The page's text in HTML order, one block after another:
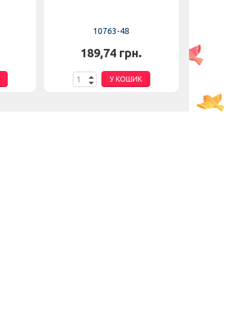
10763-48
189,74 грн.
У КОШИК